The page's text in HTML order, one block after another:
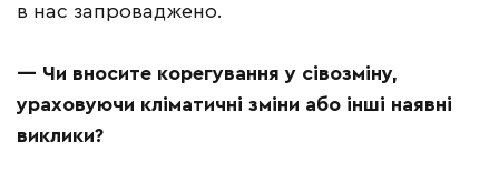
в нас запроваджено.
— Чи вносите корегування у сівозміну,
ураховуючи кліматичні зміни або інші наявні
виклики?